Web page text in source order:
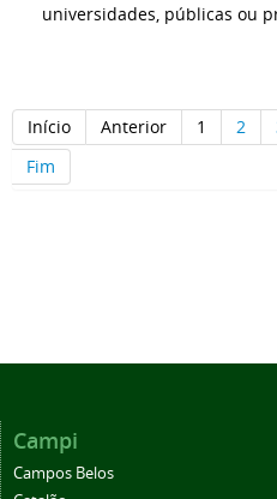
universidades, públicas ou
Início
Anterior 1 2
Fim
Campi
Campos Belos